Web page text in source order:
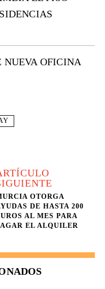
NUEVA OFICINA
OTORGA
DE HASTA 200
AL MES PARA
EL ALQUILER